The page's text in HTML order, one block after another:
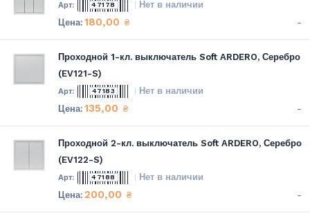
47178 Нет в наличии
180,00 ₴ -
Проходной 1-кл. выключатель Soft ARDERO, Серебро
(EV121-S)
47183 Нет в наличии
135,00 ₴ -
Проходной 2-кл. выключатель Soft ARDERO, Серебро
(EV122-S)
47188 Нет в наличии
200,00 ₴ -